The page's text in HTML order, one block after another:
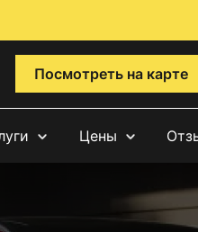
Посмотреть на карте
Цены